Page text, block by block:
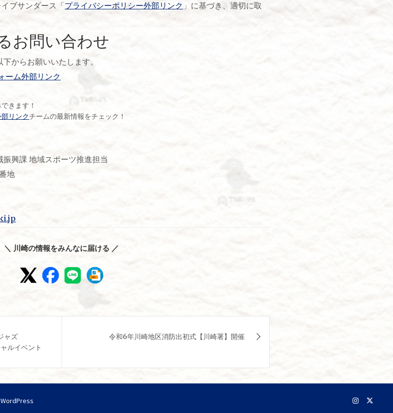
ブサンダース「プライバシーポリシー外部リンク 」に基づき、適切に取
お問い合わせ
からお願いいたします。
ーム外部リンク
きます！
リンクチームの最新情報をチェック！
興課 地域スポーツ推進担当
地
＼ 川崎の情報をみんなに届ける ／
ャズ
ルイベント
令和6年川崎地区消防出初式【川崎署】開催
WordPress